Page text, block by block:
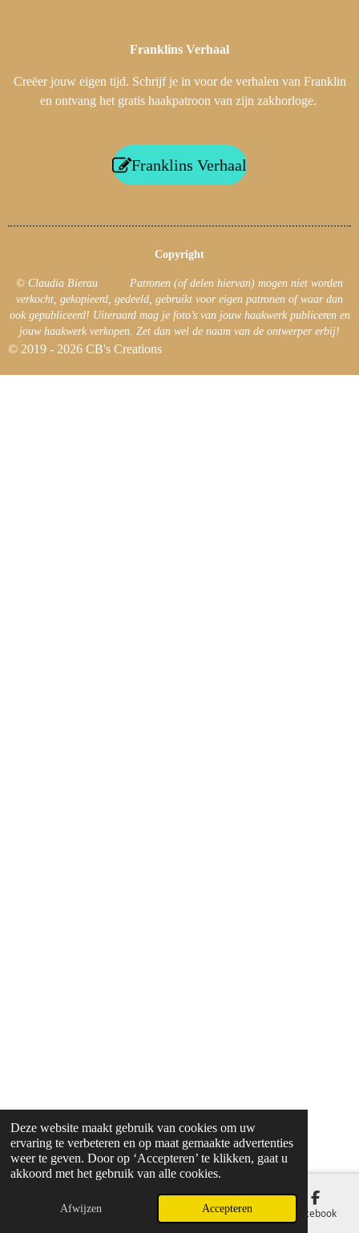
Deze website maakt gebruik van cookies om uw
ervaring te verbeteren en op maat gemaakte advertenties
weer te geven. Door op ‘Accepteren’ te klikken, gaat u
akkoord met het gebruik van alle cookies.
Afwijzen Accepteren
Franklins Verhaal
Creëer jouw eigen tijd. Schrijf je in voor de verhalen van Franklin
en ontvang het gratis haakpatroon van zijn zakhorloge.
Franklins Verhaal
Copyright
© Claudia Bierau Patronen (of delen hiervan) mogen niet worden
verkocht, gekopieerd, gedeeld, gebruikt voor eigen patronen of waar dan
ook gepubliceerd! Uiteraard mag je foto’s van jouw haakwerk publiceren en
jouw haakwerk verkopen. Zet dan wel de naam van de ontwerper erbij!
© 2019 - 2026 CB's Creations
E-mailadres Facebook